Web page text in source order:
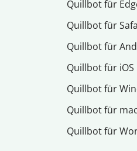
Quillbot für
Quillbot für
Quillbot für
Quillbot für iOS
Quillbot für
Quillbot für
Quillbot für